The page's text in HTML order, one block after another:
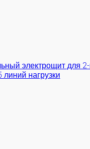
электрощит для
нагрузки